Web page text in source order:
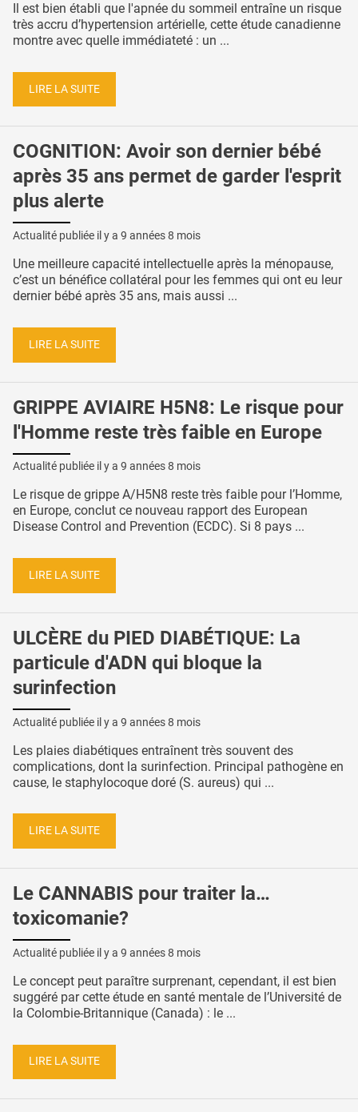
Il est bien établi que l'apnée du sommeil entraîne un risque
très accru d’hypertension artérielle, cette étude canadienne
montre avec quelle immédiateté : un ...
LIRE LA SUITE
COGNITION: Avoir son dernier bébé
après 35 ans permet de garder l'esprit
plus alerte
Actualité publiée il y a 9 années 8 mois
Une meilleure capacité intellectuelle après la ménopause,
c’est un bénéfice collatéral pour les femmes qui ont eu leur
dernier bébé après 35 ans, mais aussi ...
LIRE LA SUITE
GRIPPE AVIAIRE H5N8: Le risque pour
l'Homme reste très faible en Europe
Actualité publiée il y a 9 années 8 mois
Le risque de grippe A/H5N8 reste très faible pour l’Homme,
en Europe, conclut ce nouveau rapport des European
Disease Control and Prevention (ECDC). Si 8 pays ...
LIRE LA SUITE
ULCÈRE du PIED DIABÉTIQUE: La
particule d'ADN qui bloque la
surinfection
Actualité publiée il y a 9 années 8 mois
Les plaies diabétiques entraînent très souvent des
complications, dont la surinfection. Principal pathogène en
cause, le staphylocoque doré (S. aureus) qui ...
LIRE LA SUITE
Le CANNABIS pour traiter la…
toxicomanie?
Actualité publiée il y a 9 années 8 mois
Le concept peut paraître surprenant, cependant, il est bien
suggéré par cette étude en santé mentale de l’Université de
la Colombie-Britannique (Canada) : le ...
LIRE LA SUITE